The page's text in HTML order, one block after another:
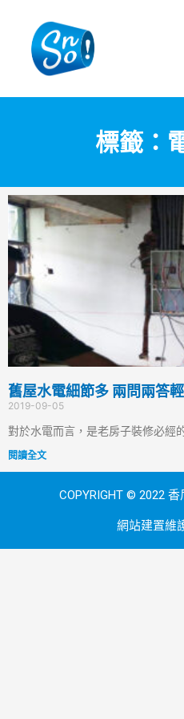
標籤：
舊屋水電細節多 兩問兩答
2019-09-05
對於水電而言，是老房子裝修必經
閱讀全文
COPYRIGHT © 2022
網站建置維